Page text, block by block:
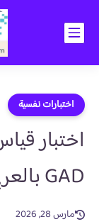
اختبارات نفسية
اختبار
GAD بالعربي
مارس 28, 2026